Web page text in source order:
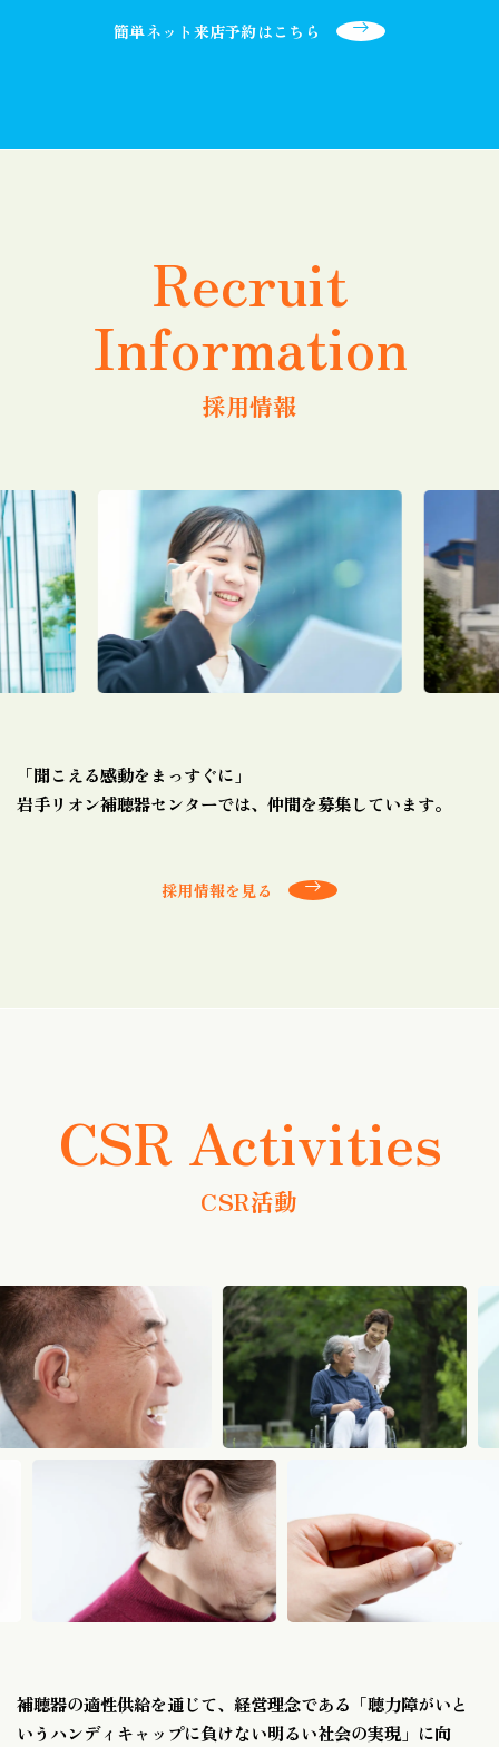
簡単ネット来店予約はこちら
Recruit
Information
採用情報
「聞こえる感動をまっすぐに」
岩手リオン補聴器センターでは、仲間を募集しています。
採用情報を見る
CSR Activities
CSR活動
補聴器の適性供給を通じて、経営理念である 「聴力障がいと
いうハンディキャップに負けない明るい社会の実現」に向